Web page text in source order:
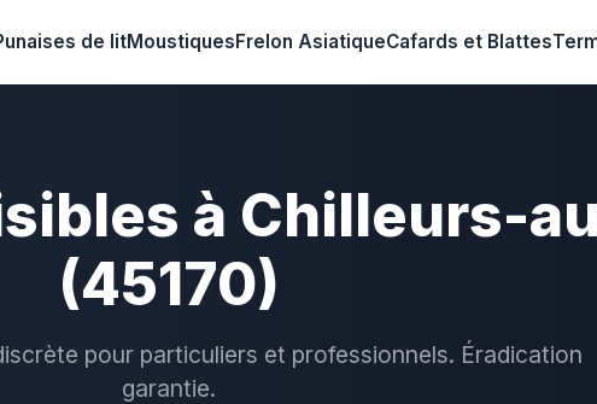
de litMoustiquesFrelon AsiatiqueCafards et Blattes
à Chilleurs-
(45170)
pour particuliers et professionnels. Éradication
garantie.